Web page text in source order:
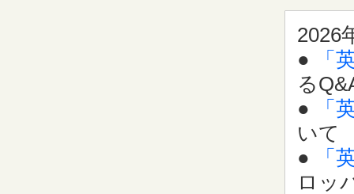
2026
●
「
る
●
「
いて
●
「
ロッ